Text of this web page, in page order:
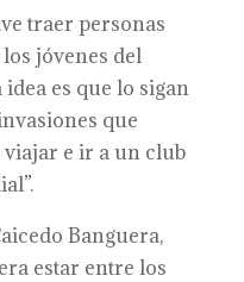
traer personas
jóvenes del
es que lo sigan
que
e ir a un club
Banguera,
estar entre los